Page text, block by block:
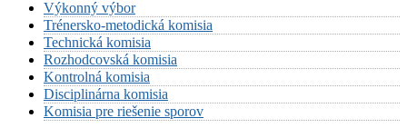
Výkonný výbor
Trénersko-metodická komisia
Technická komisia
Rozhodcovská komisia
Kontrolná komisia
Disciplinárna komisia
Komisia pre riešenie sporov